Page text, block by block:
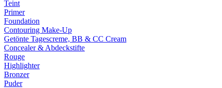
Teint
Primer
Foundation
Contouring Make-Up
Getönte Tagescreme, BB & CC Cream
Concealer & Abdeckstifte
Rouge
Highlighter
Bronzer
Puder